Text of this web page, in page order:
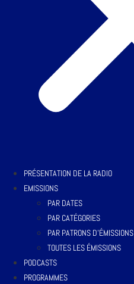
PRÉSENTATION DE LA RADIO
EMISSIONS
PAR DATES
PAR CATÉGORIES
PAR PATRONS D’ÉMISSIONS
TOUTES LES ÉMISSIONS
PODCASTS
PROGRAMMES